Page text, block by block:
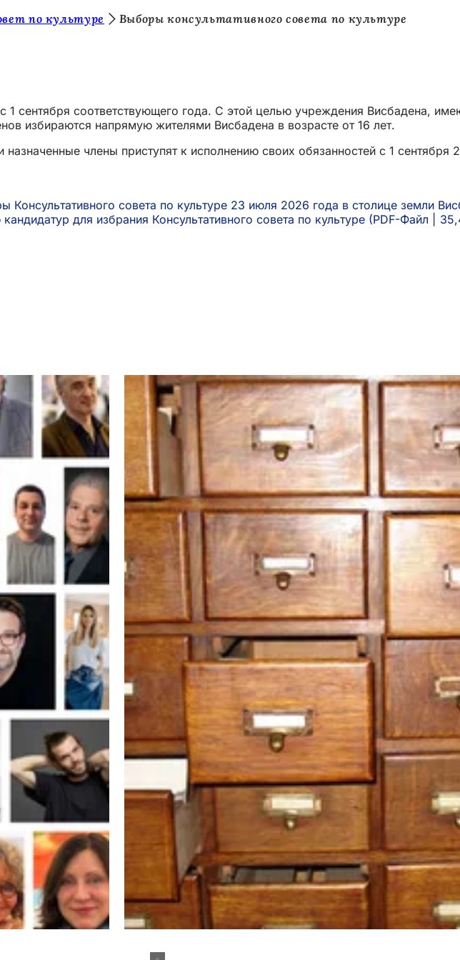
по культуре
Выборы консультативного совета по культуре
1 сентября соответствующего года. С этой целью учреждения Висбадена,
избираются напрямую жителями Висбадена в возрасте от 16 лет.
члены приступят к исполнению своих обязанностей с 1
совета по культуре 23 июля 2026 года в столице земли
для избрания Консультативного совета по культуре
PDF-Файл